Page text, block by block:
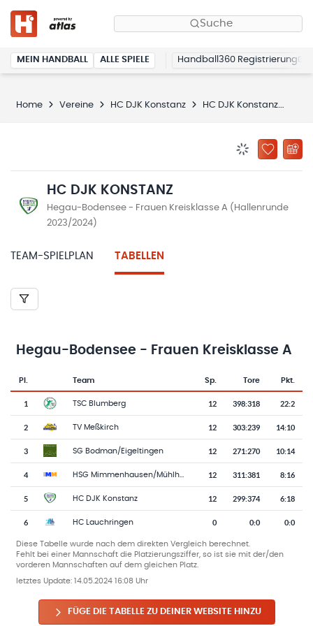
Suche
MEIN HANDBALL ALLE SPIELE Handball360 Registrierung
Home Vereine HC DJK Konstanz HC DJK Konstanz
ZU
HC DJK KONSTANZ
Hegau-Bodensee - Frauen Kreisklasse A (Hallenrunde
2023/2024)
TEAM-SPIELPLAN TABELLEN
Hegau-Bodensee - Frauen Kreisklasse A
Tabelle mit Vereinsplatzierungen, Spielen, Toren und Punkten
Pl.
Team-Logo
Team Sp. Tore Pkt.
1 TSC Blumberg 12 398:318 22:2
2 TV Meßkirch 12 303:239 14:10
3 SG Bodman/Eigeltingen 12 271:270 10:14
4 12 311:381 8:16
5 HC DJK Konstanz 12 299:374 6:18
6 HC Lauchringen 0 0:0 0:0
Diese Tabelle wurde nach dem direkten Vergleich berechnet.
Fehlt bei einer Mannschaft die Platzierungsziffer, so ist sie mit der/den
vorderen Mannschaften auf dem gleichen Platz.
letztes Update: 14.05.2024 16:08 Uhr
FÜGE DIE TABELLE ZU DEINER WEBSITE HINZU